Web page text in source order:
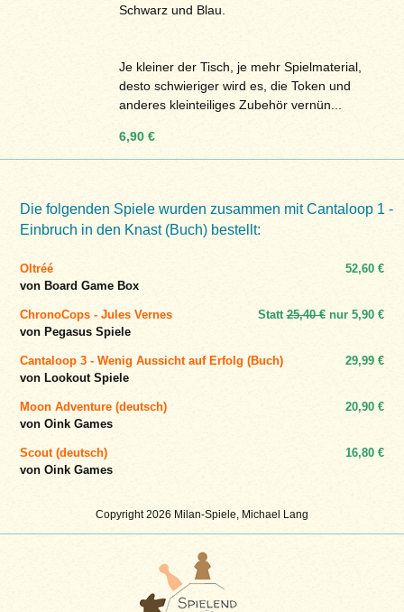
Copyright 2026 Milan-Spiele, Michael Lang
Schwarz und Blau.
Je kleiner der Tisch, je mehr Spielmaterial,
desto schwieriger wird es, die Token und
anderes kleinteiliges Zubehör vernün...
6,90 €
Die folgenden Spiele wurden zusammen mit Cantaloop 1 -
Einbruch in den Knast (Buch) bestellt:
Oltréé
von Board Game Box
52,60 €
ChronoCops - Jules Vernes
von Pegasus Spiele
Statt25,40 €nur 5,90 €
Cantaloop 3 - Wenig Aussicht auf Erfolg (Buch)
von Lookout Spiele
29,99 €
Moon Adventure (deutsch)
von Oink Games
20,90 €
Scout (deutsch)
von Oink Games
16,80 €